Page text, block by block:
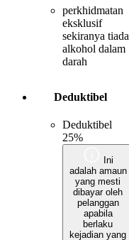
perkhidmatan
eksklusif
sekiranya tiada
alkohol dalam
darah
Deduktibel
Deduktibel
25%
Ini
adalah amaun
yang mesti
dibayar oleh
pelanggan
apabila
berlaku
kejadian yang